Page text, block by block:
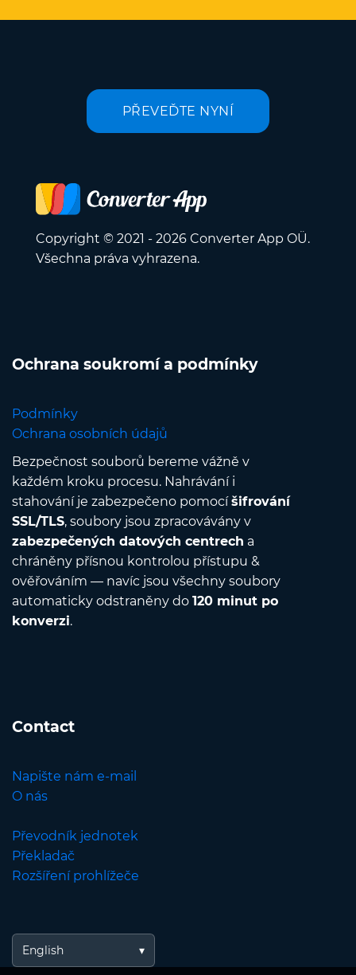
PŘEVEĎTE NYNÍ
Copyright © 2021 - 2026 Converter App OÜ.
Všechna práva vyhrazena.
Ochrana soukromí a podmínky
Podmínky
Ochrana osobních údajů
Bezpečnost souborů bereme vážně v
každém kroku procesu. Nahrávání i
stahování je zabezpečeno pomocíšifrování
SSL/TLS, soubory jsou zpracovávány v
zabezpečených datových centrech a
chráněny přísnou kontrolou přístupu &
ověřováním — navíc jsou všechny soubory
automaticky odstraněny do 120 minut po
konverzi.
Contact
Napište nám e-mail
O nás
Převodník jednotek
Překladač
Rozšíření prohlížeče
English